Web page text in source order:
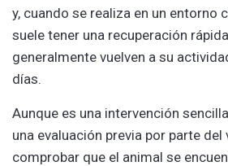
y, cuando se realiza en un entorno
suele tener una recuperación
generalmente vuelven a su
días.
Aunque es una intervención
una evaluación previa por parte del
comprobar que el animal se